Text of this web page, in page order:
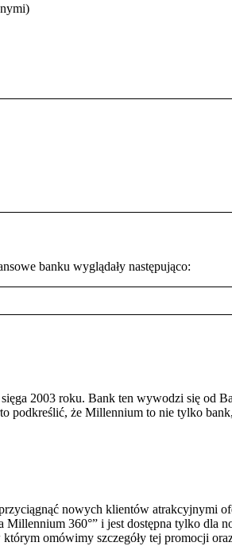
banku wyglądały następująco:
2003 roku. Bank ten wywodzi się od
podkreślić, że Millennium to nie tylko
nowych klientów atrakcyjnymi
360°” i jest dostępna tylko dla
omówimy szczegóły tej promocji